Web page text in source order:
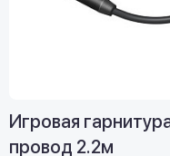
Игровая
провод 2.2м